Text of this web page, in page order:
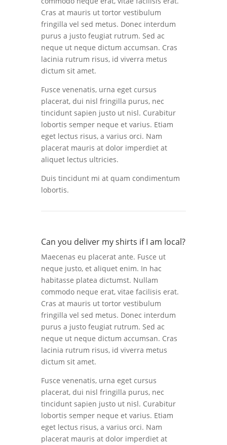
Cras at mauris ut tortor vestibulum
fringilla vel sed metus. Donec interdum
purus a justo feugiat rutrum. Sed ac
neque ut neque dictum accumsan. Cras
lacinia rutrum risus, id viverra metus
dictum sit amet.
Fusce venenatis, urna eget cursus
placerat, dui nisl fringilla purus, nec
tincidunt sapien justo ut nisl. Curabitur
lobortis semper neque et varius. Etiam
eget lectus risus, a varius orci. Nam
placerat mauris at dolor imperdiet at
aliquet lectus ultricies.
Duis tincidunt mi at quam condimentum
lobortis.
Can you deliver my shirts if I am local?
Maecenas eu placerat ante. Fusce ut
neque justo, et aliquet enim. In hac
habitasse platea dictumst. Nullam
commodo neque erat, vitae facilisis erat.
Cras at mauris ut tortor vestibulum
fringilla vel sed metus. Donec interdum
purus a justo feugiat rutrum. Sed ac
neque ut neque dictum accumsan. Cras
lacinia rutrum risus, id viverra metus
dictum sit amet.
Fusce venenatis, urna eget cursus
placerat, dui nisl fringilla purus, nec
tincidunt sapien justo ut nisl. Curabitur
lobortis semper neque et varius. Etiam
eget lectus risus, a varius orci. Nam
placerat mauris at dolor imperdiet at